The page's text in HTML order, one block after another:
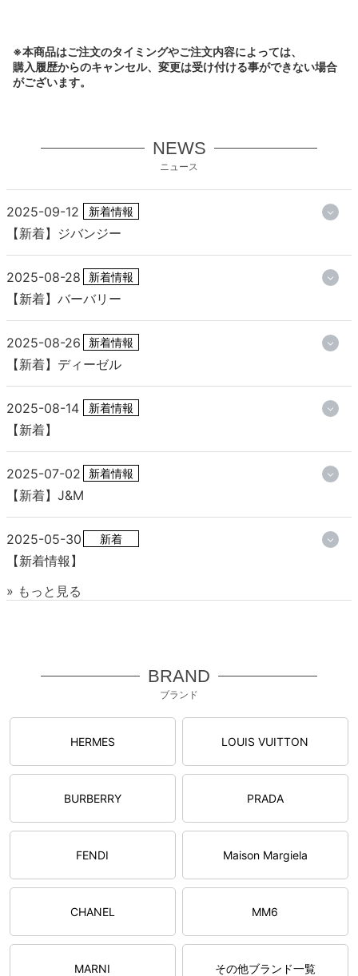
※本商品はご注文のタイミングやご注文内容によっては、
購入履歴からのキャンセル、変更は受け付ける事ができない場合
がございます。
NEWS
ニュース
2025-09-12 新着情報
【新着】ジバンジー
2025-08-28 新着情報
【新着】バーバリー
2025-08-26 新着情報
【新着】ディーゼル
2025-08-14 新着情報
【新着】
2025-07-02 新着情報
【新着】J&M
2025-05-30 新着
【新着情報】
» もっと見る
BRAND
ブランド
HERMES LOUIS VUITTON
BURBERRY PRADA
FENDI Maison Margiela
CHANEL MM6
MARNI その他ブランド一覧